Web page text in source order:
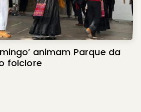
animam Parque da
folclore